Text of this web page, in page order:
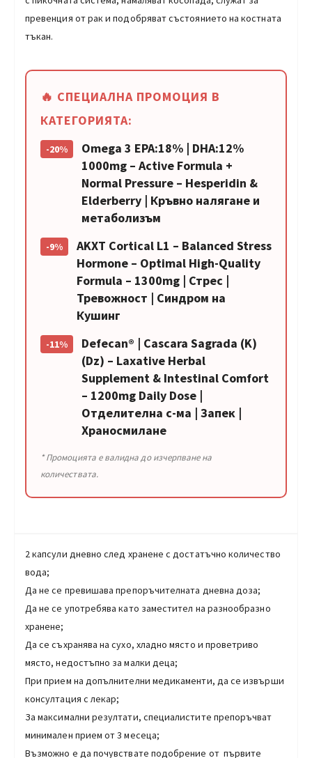
превенция от рак и подобряват състоянието на костната
тъкан.
🔥 СПЕЦИАЛНА ПРОМОЦИЯ В
КАТЕГОРИЯТА:
-20%
Omega 3 EPA:18% | DHA:12%
1000mg – Active Formula +
Normal Pressure – Hesperidin &
Elderberry | Кръвно налягане и
метаболизъм
-9%
AKXT Cortical L1 – Balanced Stress
Hormone – Optimal High-Quality
Formula – 1300mg | Стрес |
Тревожност | Синдром на
Кушинг
-11%
Defecan® | Cascara Sagrada (K)
(Dz) – Laxative Herbal
Supplement & Intestinal Comfort
– 1200mg Daily Dose |
Отделителна с-ма | Запек |
Храносмилане
* Промоцията е валидна до изчерпване на
количествата.
2 капсули дневно след хранене с достатъчно количество
вода;
Да не се превишава препоръчителната дневна доза;
Да не се употребява като заместител на разнообразно
хранене;
Да се съхранява на сухо, хладно място и проветриво
място, недостъпно за малки деца;
При прием на допълнителни медикаменти, да се извърши
консултация с лекар;
За максимални резултати, специалистите препоръчват
минимален прием от 3 месеца;
Възможно е да почувствате подобрение от първите